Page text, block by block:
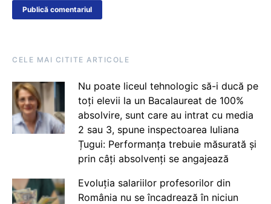
CELE MAI CITITE ARTICOLE
Nu poate liceul tehnologic să-i ducă pe
toți elevii la un Bacalaureat de 100%
absolvire, sunt care au intrat cu media
2 sau 3, spune inspectoarea Iuliana
Țugui: Performanța trebuie măsurată și
prin câți absolvenți se angajează
Evoluția salariilor profesorilor din
România nu se încadrează în niciun